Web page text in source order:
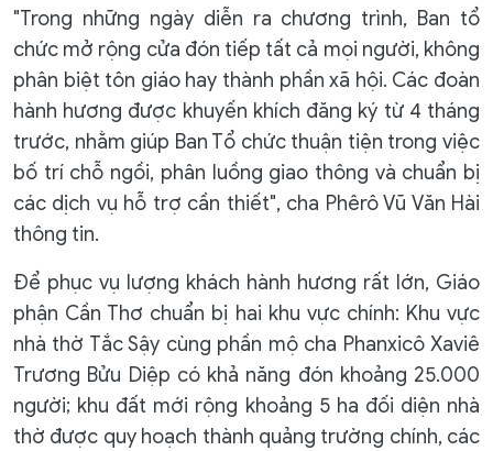
"Trong những ngày diễn ra chương trình, Ban tổ
chức mở rộng cửa đón tiếp tất cả mọi người, không
phân biệt tôn giáo hay thành phần xã hội. Các đoàn
hành hương được khuyến khích đăng ký từ 4 tháng
trước, nhằm giúp Ban Tổ chức thuận tiện trong việc
bố trí chỗ ngồi, phân luồng giao thông và chuẩn bị
các dịch vụ hỗ trợ cần thiết", cha Phêrô Vũ Văn Hài
thông tin.
Để phục vụ lượng khách hành hương rất lớn, Giáo
phận Cần Thơ chuẩn bị hai khu vực chính: Khu vực
nhà thờ Tắc Sậy cùng phần mộ cha Phanxicô Xaviê
Trương Bửu Diệp có khả năng đón khoảng 25.000
người; khu đất mới rộng khoảng 5 ha đối diện nhà
thờ được quy hoạch thành quảng trường chính, các